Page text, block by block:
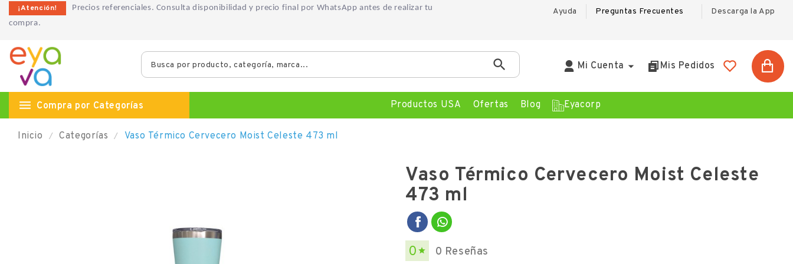
¡Atención! Precios referenciales. Consulta disponibilidad y precio final por WhatsApp antes de realizar tu
compra.
Ayuda Preguntas Frecuentes Descarga la App
 Mi Cuenta  Mis Pedidos
 Compra por Categorías Productos USA Ofertas Blog Eyacorp
Inicio Categorías Vaso Térmico Cervecero Moist Celeste 473 ml
Vaso Térmico Cervecero Moist Celeste
473 ml
0  0 Reseñas